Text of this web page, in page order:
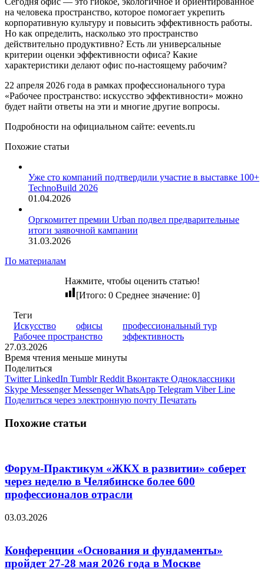
на человека пространство, которое помогает укрепить
корпоративную культуру и повысить эффективность работы.
Но как определить, насколько это пространство
действительно продуктивно? Есть ли универсальные
критерии оценки эффективности офиса? Какие
характеристики делают офис по-настоящему рабочим?
22 апреля 2026 года в рамках профессионального тура
«Рабочее пространство: искусство эффективности» можно
будет найти ответы на эти и многие другие вопросы.
Подробности на официальном сайте: eevents.ru
Похожие статьи
Уже сто компаний подтвердили участие в выставке 100+
TechnoBuild 2026
01.04.2026
Оргкомитет премии Urban подвел предварительные
итоги заявочной кампании
31.03.2026
По материалам
Нажмите, чтобы оценить статью!
[Итого: 0 Среднее значение: 0]
Теги
Искусство
офисы
профессиональный тур
Рабочее пространство
эффективность
27.03.2026
Время чтения меньше минуты
Поделиться
Twitter LinkedIn Tumblr Reddit Вконтакте Одноклассники
Skype Messenger Messenger WhatsApp Telegram Viber Line
Поделиться через электронную почту Печатать
Похожие статьи
Форум-Практикум «ЖКХ в развитии» соберет
через неделю в Челябинске более 600
профессионалов отрасли
03.03.2026
Конференции «Основания и фундаменты»
пройдет 27-28 мая 2026 года в Москве